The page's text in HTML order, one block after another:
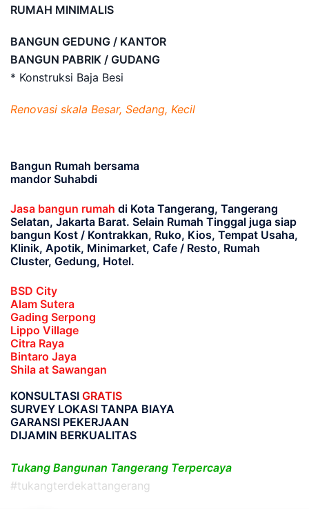
RUMAH MINIMALIS
BANGUN GEDUNG / KANTOR
BANGUN PABRIK / GUDANG
* Konstruksi Baja Besi
Renovasi skala Besar, Sedang, Kecil
Bangun Rumah bersama
mandor Suhabdi
Jasa bangun rumah di Kota Tangerang, Tangerang
Selatan, Jakarta Barat. Selain Rumah Tinggal juga siap
bangun Kost / Kontrakkan, Ruko, Kios, Tempat Usaha,
Klinik, Apotik, Minimarket, Cafe / Resto, Rumah
Cluster, Gedung, Hotel.
BSD City
Alam Sutera
Gading Serpong
Lippo Village
Citra Raya
Bintaro Jaya
Shila at Sawangan
KONSULTASI GRATIS
SURVEY LOKASI TANPA BIAYA
GARANSI PEKERJAAN
DIJAMIN BERKUALITAS
Tukang Bangunan Tangerang Terpercaya
#tukangterdekattangerang